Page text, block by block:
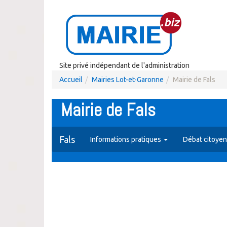
Site privé indépendant de l'administration
Accueil
Mairies Lot-et-Garonne Mairie de Fals
Mairie de Fals
Fals Informations pratiques Débat citoyen